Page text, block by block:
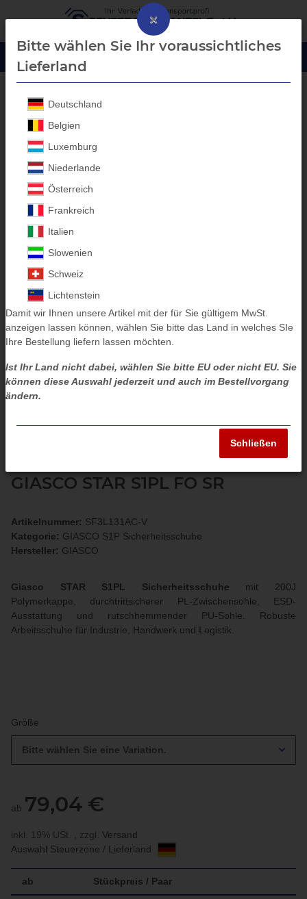
GIASCO S1P Sicherheitsschuhe
GIASCO STAR S1PL FO SR
Artikelnummer: SF3L131AC-V
Kategorie: GIASCO S1P Sicherheitsschuhe
Hersteller: GIASCO
Giasco STAR S1PL Sicherheitsschuhe mit 200J
Polymerkappe, durchtrittsicherer PL-Zwischensohle, ESD-
Ausstattung und rutschhemmender PU-Sohle. Robuste
Arbeitsschuhe für Industrie, Handwerk und Logistik.
Größe
Bitte wählen Sie eine Variation.
ab 79,04 €
inkl. 19% USt. , zzgl. Versand
Auswahl Steuerzone / Lieferland
ab Stückpreis / Paar
×
Bitte wählen Sie Ihr voraussichtliches
Lieferland
Deutschland
Belgien
Luxemburg
Niederlande
Österreich
Frankreich
Italien
Slowenien
Schweiz
Lichtenstein
Damit wir Ihnen unsere Artikel mit der für Sie gültigem MwSt.
anzeigen lassen können, wählen Sie bitte das Land in welches SIe
Ihre Bestellung liefern lassen möchten.
Ist Ihr Land nicht dabei, wählen Sie bitte EU oder nicht EU. Sie
können diese Auswahl jederzeit und auch im Bestellvorgang
ändern.
Schließen